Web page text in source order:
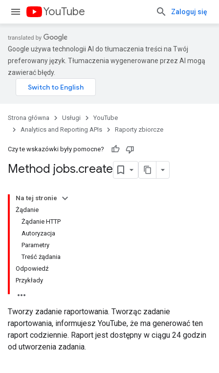
YouTube Zaloguj się
Google używa technologii AI do tłumaczenia treści na Twój
preferowany język. Tłumaczenia wygenerowane przez AI mogą
zawierać błędy.
Strona główna Usługi
YouTube
Analytics and Reporting APIs
Raporty zbiorcze
Czy te wskazówki były pomocne?
Method jobs.create
Na tej stronie
Żądanie
Żądanie HTTP
Autoryzacja
Parametry
Treść żądania
Odpowiedź
Przykłady
Tworzy zadanie raportowania. Tworząc zadanie
raportowania, informujesz YouTube, że ma generować ten
raport codziennie. Raport jest dostępny w ciągu 24 godzin
od utworzenia zadania.